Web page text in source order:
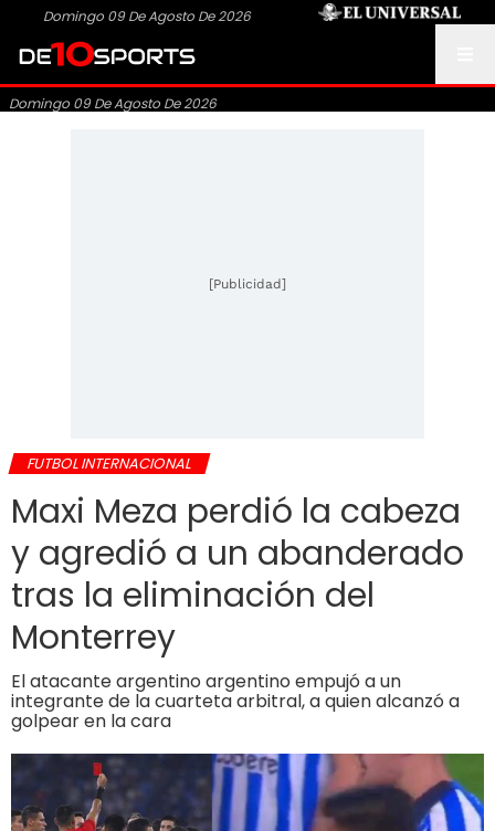
Domingo 09 De Agosto De 2026
Domingo 09 De Agosto De 2026
[Publicidad]
FUTBOL INTERNACIONAL
Maxi Meza perdió la cabeza
y agredió a un abanderado
tras la eliminación del
Monterrey
El atacante argentino argentino empujó a un
integrante de la cuarteta arbitral, a quien alcanzó a
golpear en la cara